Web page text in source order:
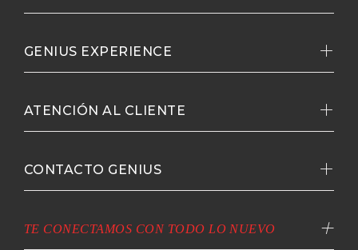
TE CONECTAMOS CON TODO LO NUEVO
GENIUS EXPERIENCE
ATENCIÓN AL CLIENTE
CONTACTO GENIUS